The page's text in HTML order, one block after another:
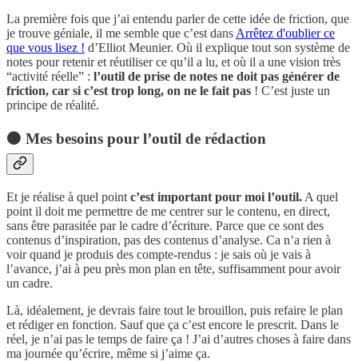
La première fois que j’ai entendu parler de cette idée de friction, que
je trouve géniale, il me semble que c’est dansArrêtez d'oublier ce
que vous lisez ! d’Elliot Meunier. Où il explique tout son système de
notes pour retenir et réutiliser ce qu’il a lu, et où il a une vision très
“activité réelle” : l’outil de prise de notes ne doit pas générer de
friction, car si c’est trop long, on ne le fait pas ! C’est juste un
principe de réalité.
🟠 Mes besoins pour l’outil de rédaction
Et je réalise à quel point c’est important pour moi l’outil. A quel
point il doit me permettre de me centrer sur le contenu, en direct,
sans être parasitée par le cadre d’écriture. Parce que ce sont des
contenus d’inspiration, pas des contenus d’analyse. Ca n’a rien à
voir quand je produis des compte-rendus : je sais où je vais à
l’avance, j’ai à peu près mon plan en tête, suffisamment pour avoir
un cadre.
Là, idéalement, je devrais faire tout le brouillon, puis refaire le plan
et rédiger en fonction. Sauf que ça c’est encore le prescrit. Dans le
réel, je n’ai pas le temps de faire ça ! J’ai d’autres choses à faire dans
ma journée qu’écrire, même si j’aime ça.